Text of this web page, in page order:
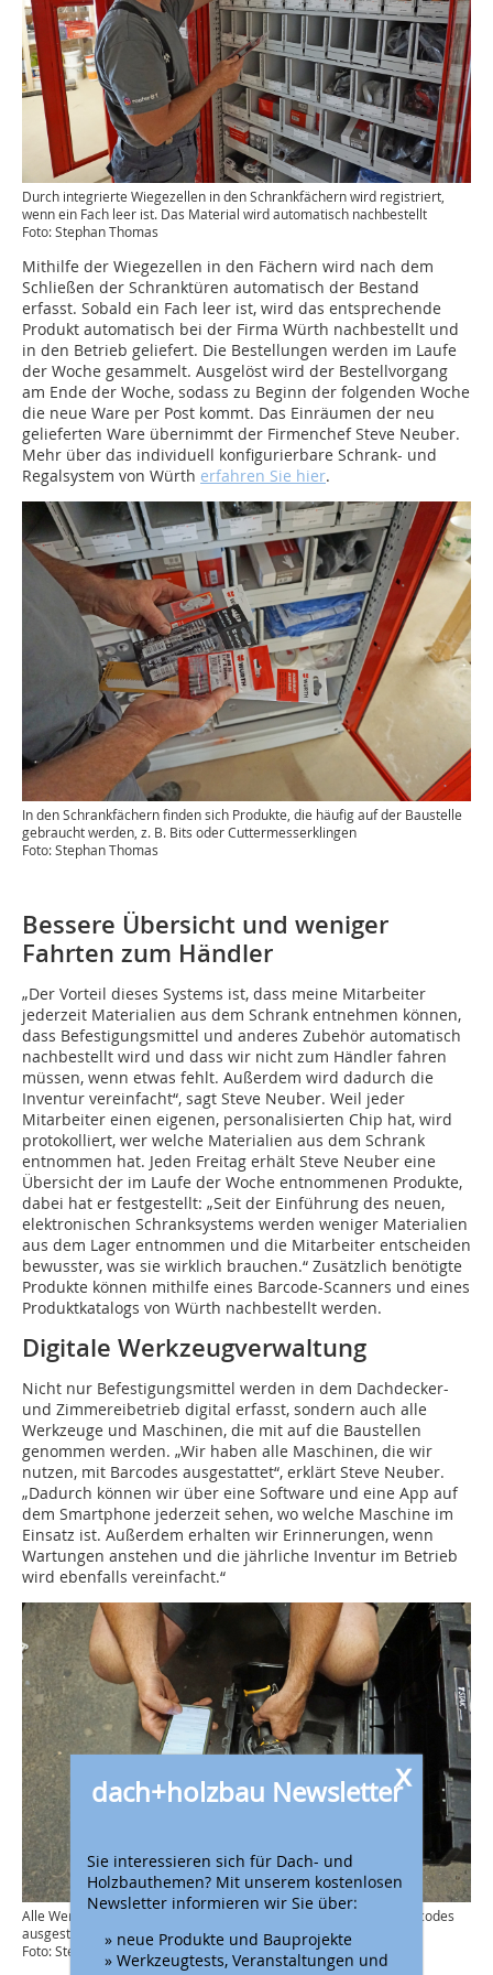
Durch integrierte Wiegezellen in den Schrankfächern wird registriert,
wenn ein Fach leer ist. Das Material wird automatisch nachbestellt
Foto: Stephan Thomas
Mithilfe der Wiegezellen in den Fächern wird nach dem
Schließen der Schranktüren automatisch der Bestand
erfasst. Sobald ein Fach leer ist, wird das entsprechende
Produkt automatisch bei der Firma Würth nachbestellt und
in den Betrieb geliefert. Die Bestellungen werden im Laufe
der Woche gesammelt. Ausgelöst wird der Bestellvorgang
am Ende der Woche, sodass zu Beginn der folgenden Woche
die neue Ware per Post kommt. Das Einräumen der neu
gelieferten Ware übernimmt der Firmenchef Steve Neuber.
Mehr über das individuell konfigurierbare Schrank- und
Regalsystem von Würth erfahren Sie hier.
In den Schrankfächern finden sich Produkte, die häufig auf der Baustelle
gebraucht werden, z. B. Bits oder Cuttermesserklingen
Foto: Stephan Thomas
Bessere Übersicht und weniger
Fahrten zum Händler
„Der Vorteil dieses Systems ist, dass meine Mitarbeiter
jederzeit Materialien aus dem Schrank entnehmen können,
dass Befestigungsmittel und anderes Zubehör automatisch
nachbestellt wird und dass wir nicht zum Händler fahren
müssen, wenn etwas fehlt. Außerdem wird dadurch die
Inventur vereinfacht“, sagt Steve Neuber. Weil jeder
Mitarbeiter einen eigenen, personalisierten Chip hat, wird
protokolliert, wer welche Materialien aus dem Schrank
entnommen hat. Jeden Freitag erhält Steve Neuber eine
Übersicht der im Laufe der Woche entnommenen Produkte,
dabei hat er festgestellt: „Seit der Einführung des neuen,
elektronischen Schranksystems werden weniger Materialien
aus dem Lager entnommen und die Mitarbeiter entscheiden
bewusster, was sie wirklich brauchen.“ Zusätzlich benötigte
Produkte können mithilfe eines Barcode-Scanners und eines
Produktkatalogs von Würth nachbestellt werden.
Digitale Werkzeugverwaltung
Nicht nur Befestigungsmittel werden in dem Dachdecker-
und Zimmereibetrieb digital erfasst, sondern auch alle
Werkzeuge und Maschinen, die mit auf die Baustellen
genommen werden. „Wir haben alle Maschinen, die wir
nutzen, mit Barcodes ausgestattet“, erklärt Steve Neuber.
„Dadurch können wir über eine Software und eine App auf
dem Smartphone jederzeit sehen, wo welche Maschine im
Einsatz ist. Außerdem erhalten wir Erinnerungen, wenn
Wartungen anstehen und die jährliche Inventur im Betrieb
wird ebenfalls vereinfacht.“
Alle Werkzeuge und Maschinen sind bei Techbau Neuber mit Barcodes
ausgestattet
Foto: Stephan Thomas
x
dach+holzbau Newsletter
Sie interessieren sich für Dach- und
Holzbauthemen? Mit unserem kostenlosen
Newsletter informieren wir Sie über:
» neue Produkte und Bauprojekte
» Werkzeugtests, Veranstaltungen und